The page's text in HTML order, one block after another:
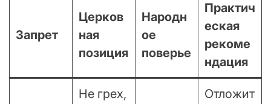
Запрет
Церков
ная
позиция
Народн
ое
поверье
Практич
еская
рекоме
ндация
Не грех,
Отложит